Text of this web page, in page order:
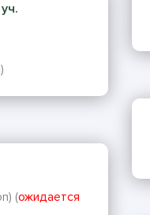
(ожидается